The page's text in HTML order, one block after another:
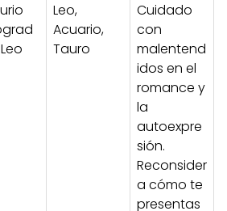
Leo,
Acuario,
Tauro
Cuidado
con
malentend
idos en el
romance y
la
autoexpre
sión.
Reconsider
a cómo te
presentas